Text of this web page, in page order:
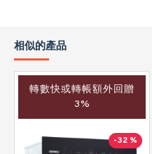
相似的產品
轉數快或轉帳額外回贈
3%
-32 %